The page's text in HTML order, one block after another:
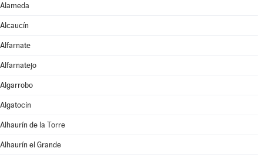
Alameda
Alcaucín
Alfarnate
Alfarnatejo
Algarrobo
Algatocín
Alhaurín de la Torre
Alhaurín el Grande